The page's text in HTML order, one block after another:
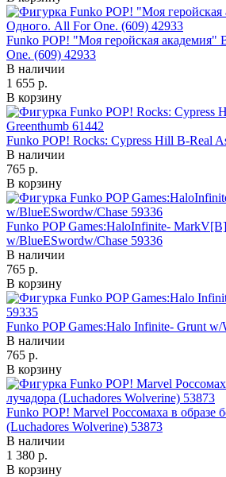
Funko POP! "Моя геройская академия"
One. (609) 42933
В наличии
1 655 р.
В корзину
Funko POP! Rocks: Cypress Hill B-Real
В наличии
765 р.
В корзину
Funko POP Games:HaloInfinite- MarkV[B]
w/BlueESwordw/Chase 59336
В наличии
765 р.
В корзину
Funko POP Games:Halo Infinite- Grunt w/
В наличии
765 р.
В корзину
Funko POP! Marvel Россомаха в образе
(Luchadores Wolverine) 53873
В наличии
1 380 р.
В корзину